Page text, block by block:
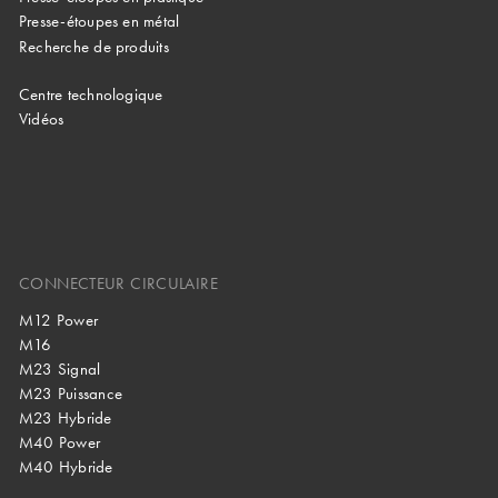
Presse-étoupes en métal
Recherche de produits
Centre technologique
Vidéos
CONNECTEUR CIRCULAIRE
M12 Power
M16
M23 Signal
M23 Puissance
M23 Hybride
M40 Power
M40 Hybride